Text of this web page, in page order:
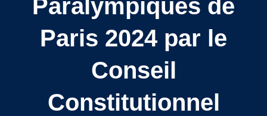
Paralympiques de
Paris 2024 par le
Conseil
Constitutionnel